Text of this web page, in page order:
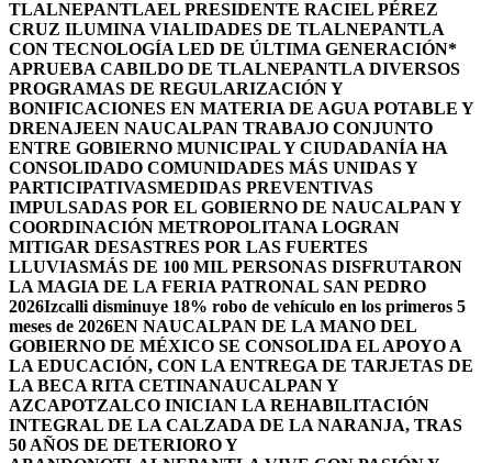
TLALNEPANTLAEL PRESIDENTE RACIEL PÉREZ
CRUZ ILUMINA VIALIDADES DE TLALNEPANTLA
CON TECNOLOGÍA LED DE ÚLTIMA GENERACIÓN*
APRUEBA CABILDO DE TLALNEPANTLA DIVERSOS
PROGRAMAS DE REGULARIZACIÓN Y
BONIFICACIONES EN MATERIA DE AGUA POTABLE Y
DRENAJEEN NAUCALPAN TRABAJO CONJUNTO
ENTRE GOBIERNO MUNICIPAL Y CIUDADANÍA HA
CONSOLIDADO COMUNIDADES MÁS UNIDAS Y
PARTICIPATIVASMEDIDAS PREVENTIVAS
IMPULSADAS POR EL GOBIERNO DE NAUCALPAN Y
COORDINACIÓN METROPOLITANA LOGRAN
MITIGAR DESASTRES POR LAS FUERTES
LLUVIASMÁS DE 100 MIL PERSONAS DISFRUTARON
LA MAGIA DE LA FERIA PATRONAL SAN PEDRO
2026Izcalli disminuye 18% robo de vehículo en los primeros 5
meses de 2026EN NAUCALPAN DE LA MANO DEL
GOBIERNO DE MÉXICO SE CONSOLIDA EL APOYO A
LA EDUCACIÓN, CON LA ENTREGA DE TARJETAS DE
LA BECA RITA CETINANAUCALPAN Y
AZCAPOTZALCO INICIAN LA REHABILITACIÓN
INTEGRAL DE LA CALZADA DE LA NARANJA, TRAS
50 AÑOS DE DETERIORO Y